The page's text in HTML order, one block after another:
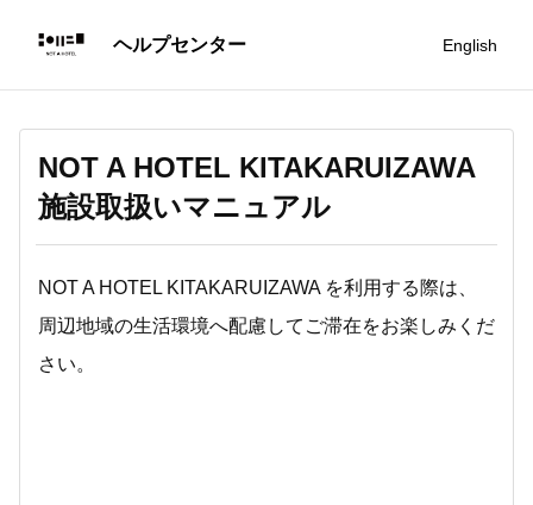
English
NOT A HOTEL KITAKARUIZAWA
施設取扱いマニュアル
NOT A HOTEL KITAKARUIZAWA を利用する際は、
周辺地域の生活環境へ配慮してご滞在をお楽しみくだ
さい。